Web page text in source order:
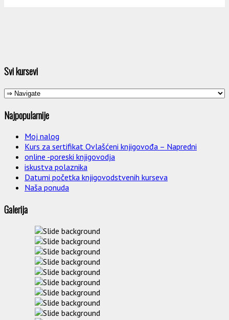
Svi kursevi
Najpopularnije
Moj nalog
Kurs za sertifikat Ovlašćeni knjigovođa – Napredni
online -poreski knjigovodja
iskustva polaznika
Datumi početka knjigovodstvenih kurseva
Naša ponuda
Galerija